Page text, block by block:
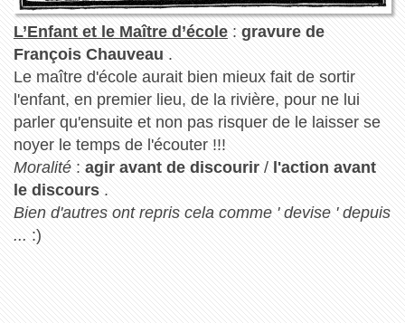
L’Enfant et le Maître d’école: gravure de
François Chauveau .
Le maître d'école aurait bien mieux fait de sortir
l'enfant, en premier lieu, de la rivière, pour ne lui
parler qu'ensuite et non pas risquer de le laisser se
noyer le temps de l'écouter !!!
Moralité: agir avant de discourir/ l'action avant
le discours.
Bien d'autres ont repris cela comme ' devise ' depuis
... :)